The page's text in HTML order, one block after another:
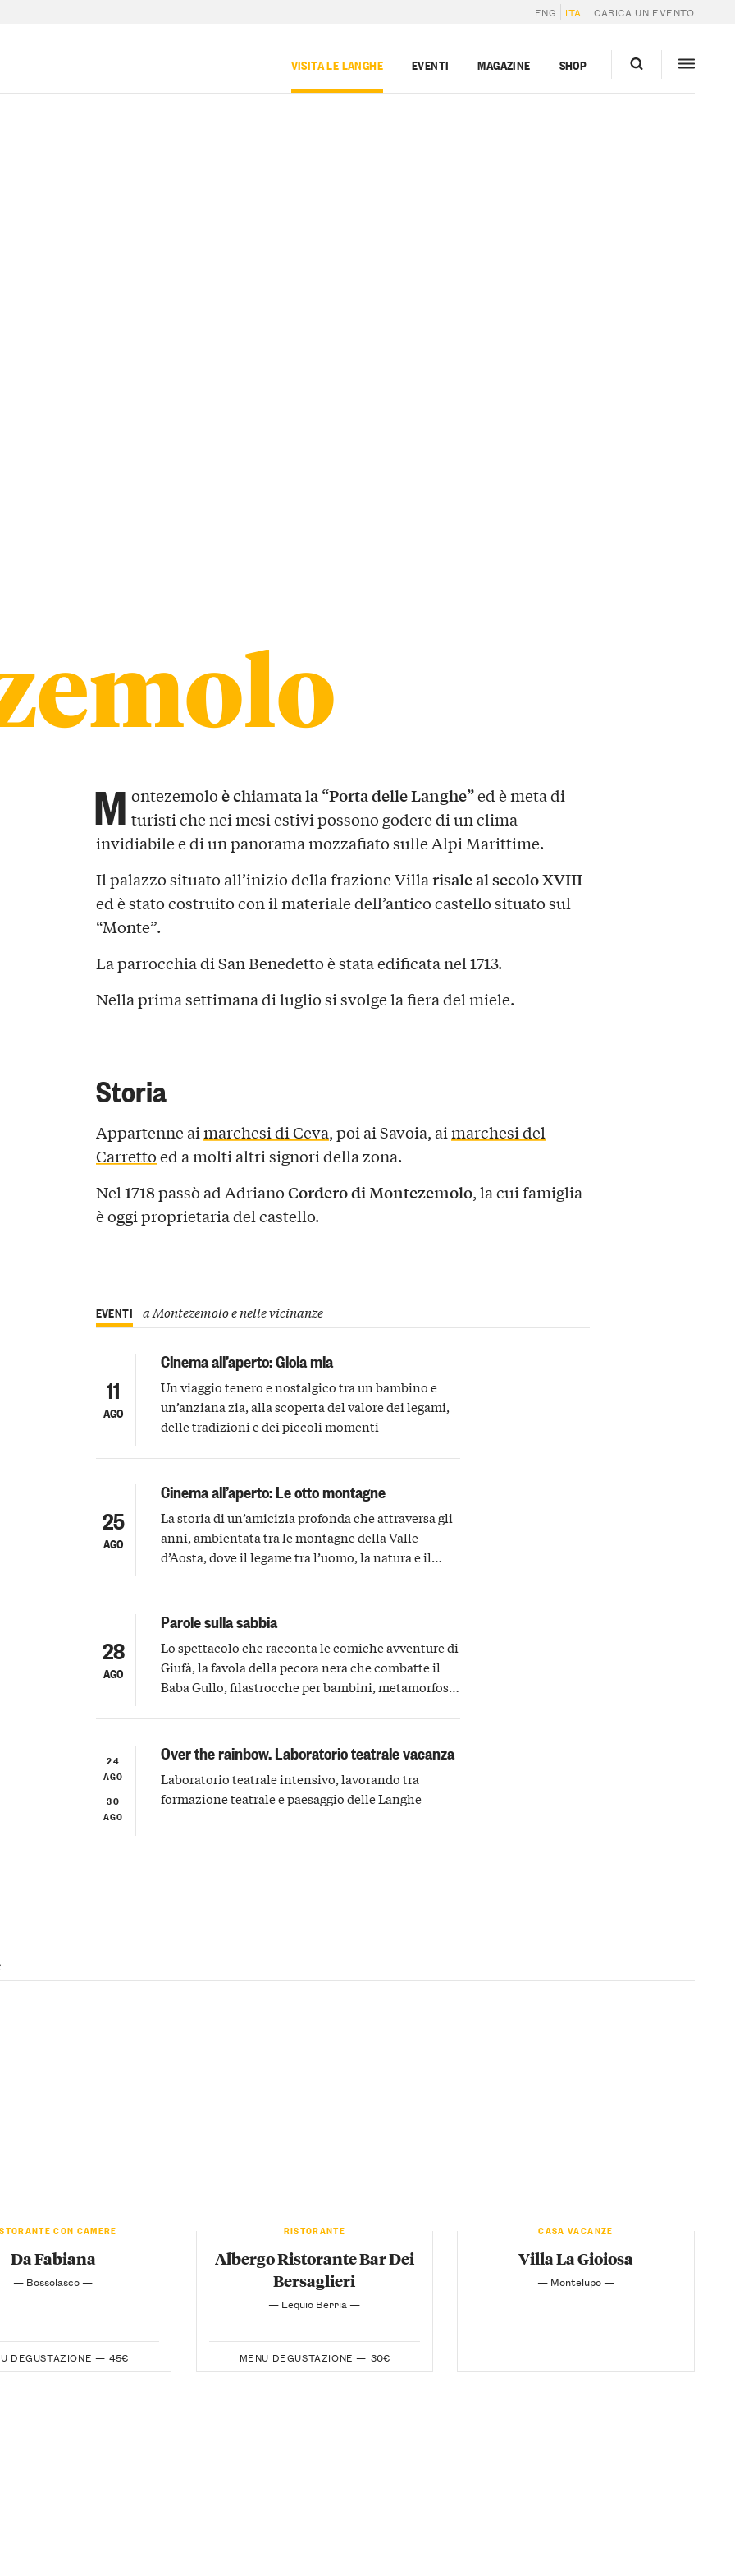
ENG ITA CARICA UN EVENTO
VISITA LE LANGHE EVENTI MAGAZINE SHOP
M ontezemoloè chiamata la “Porta delle Langhe”ed è meta di
turisti che nei mesi estivi possono godere di un clima
invidiabile e di un panorama mozzafiato sulle Alpi Marittime.
Il palazzo situato all’inizio della frazione Villarisale al secolo XVIII
ed è stato costruito con il materiale dell’antico castello situato sul
“Monte”.
La parrocchia di San Benedetto è stata edificata nel 1713.
Nella prima settimana di luglio si svolge la fiera del miele.
Storia
Appartenne aimarchesi di Ceva, poi ai Savoia, aimarchesi del
Carrettoed a molti altri signori della zona.
Nel1718passò ad AdrianoCordero di Montezemolo, la cui famiglia
è oggi proprietaria del castello.
EVENTI a Montezemolo e nelle vicinanze
11
AGO
Cinema all’aperto: Gioia mia
Un viaggio tenero e nostalgico tra un bambino e
un’anziana zia, alla scoperta del valore dei legami,
delle tradizioni e dei piccoli momenti
25
AGO
Cinema all’aperto: Le otto montagne
La storia di un’amicizia profonda che attraversa gli
anni, ambientata tra le montagne della Valle
d’Aosta, dove il legame tra l’uomo, la natura e il
28
AGO
Parole sulla sabbia
Lo spettacolo che racconta le comiche avventure di
Giufà, la favola della pecora nera che combatte il
Baba Gullo, filastrocche per bambini, metamorfosi
24
AGO
30
AGO
Over the rainbow. Laboratorio teatrale vacanza
Laboratorio teatrale intensivo, lavorando tra
formazione teatrale e paesaggio delle Langhe
CON CAMERE
Da Fabiana
— Bossolasco —
DEGUSTAZIONE — 45€
RISTORANTE
Albergo Ristorante Bar Dei
Bersaglieri
— Lequio Berria —
MENU DEGUSTAZIONE — 30€
CASA VACANZE
Villa La Gioiosa
— Montelupo —